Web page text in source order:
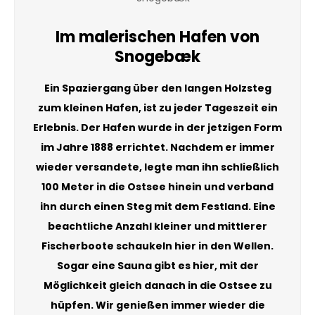
Im malerischen Hafen von
Snogebæk
Ein Spaziergang über den langen Holzsteg
zum kleinen Hafen, ist zu jeder Tageszeit ein
Erlebnis. Der Hafen wurde in der jetzigen Form
im Jahre 1888 errichtet. Nachdem er immer
wieder versandete, legte man ihn schließlich
100 Meter in die Ostsee hinein und verband
ihn durch einen Steg mit dem Festland. Eine
beachtliche Anzahl kleiner und mittlerer
Fischerboote schaukeln hier in den Wellen.
Sogar eine Sauna gibt es hier, mit der
Möglichkeit gleich danach in die Ostsee zu
hüpfen. Wir genießen immer wieder die